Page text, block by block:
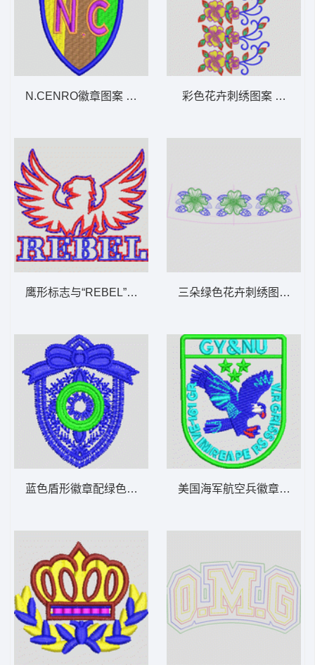
N.CENRO徽章图案 章仔
鹰形标志与“REBEL”字样 章仔
蓝色盾形徽章配绿色圆环 章仔
彩色花卉刺绣图案 朵花条
三朵绿色花卉刺绣图案 朵
美国海军航空兵徽章 章仔鹰